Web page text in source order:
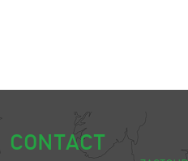
CONTACT